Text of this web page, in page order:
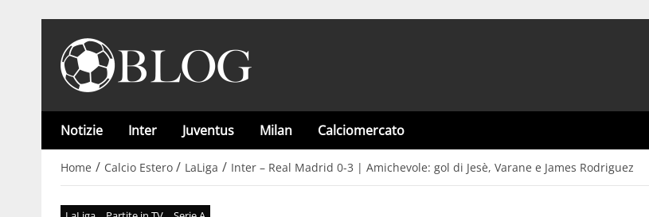
Notizie Inter Juventus Milan Calciomercato
Home / Calcio Estero / LaLiga / Inter – Real Madrid 0-3 | Amichevole: gol di Jesè, Varane e James Rodriguez